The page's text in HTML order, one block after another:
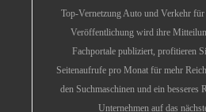
Top-Vernetzung Auto und Verkehr
Veröffentlichung wird ihre
Fachportale publiziert, profitieren
Seitenaufrufe pro Monat für mehr
den Suchmaschinen und ein besseres
Unternehmen auf das